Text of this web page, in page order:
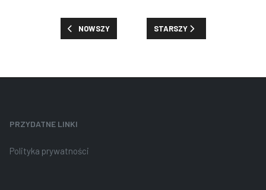
POPRZEDNIA STRONA: PREMIE, ZNIŻKI I NOWOŚCI:
NOWSZY NASTĘPNA STRONA:
STARSZY
PRZYDATNE LINKI
Polityka prywatności